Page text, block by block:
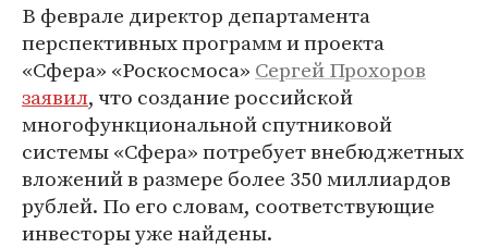
В феврале директор департамента
перспективных программ и проекта
«Сфера» «Роскосмоса» Сергей Прохоров
заявил, что создание российской
многофункциональной спутниковой
системы «Сфера» потребует внебюджетных
вложений в размере более 350 миллиардов
рублей. По его словам, соответствующие
инвесторы уже найдены.